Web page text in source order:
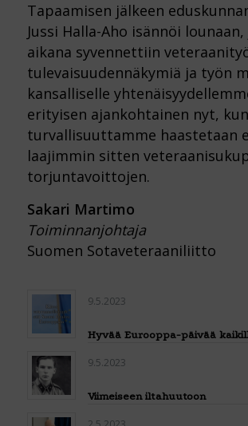
Tapaamisen jälkeen
Jussi Halla-Aho isännöi
aikana syvennettiin
tulevaisuudennäkymiä ja työn
kansalliselle
erityisen ajankohtainen nyt, kun
turvallisuuttamme haastetaan
laajimmin sitten
torjuntavoittojen.
Sakari Martimo
Toiminnanjohtaja
Suomen Sotaveteraaniliitto
9.5.2023
Hyvää Eurooppa-päivää
9.5.2023
Viimeiseen iltahuutoon